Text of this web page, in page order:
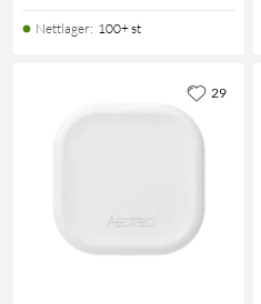
Nettlager: 100+ st
29